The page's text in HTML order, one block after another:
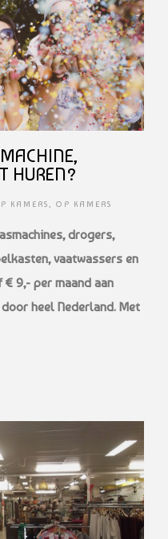
HUREN?
KAMERS, OP KAMERS
drogers,
vaatwassers en
9,- per maand aan
heel Nederland. Met